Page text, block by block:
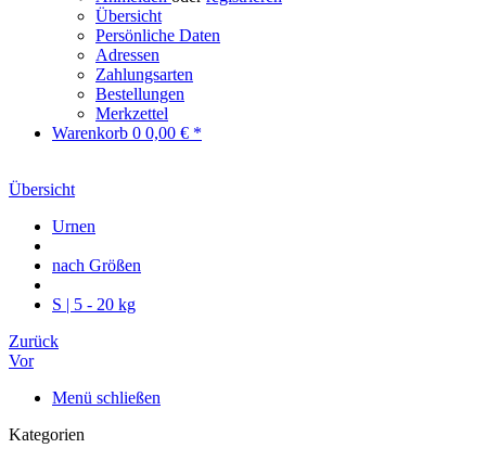
Übersicht
Persönliche Daten
Adressen
Zahlungsarten
Bestellungen
Merkzettel
Warenkorb 0 0,00 € *
Übersicht
Urnen
nach Größen
S | 5 - 20 kg
Zurück
Vor
Menü schließen
Kategorien